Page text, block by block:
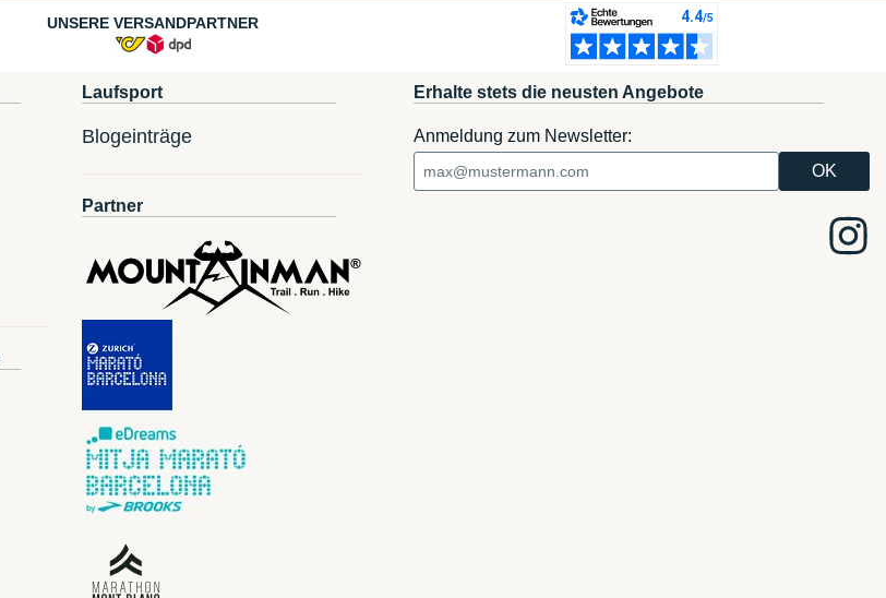
UNSERE VERSANDPARTNER
Laufsport
Blogeinträge
Partner
Erhalte stets die neusten Angebote
Anmeldung zum Newsletter: